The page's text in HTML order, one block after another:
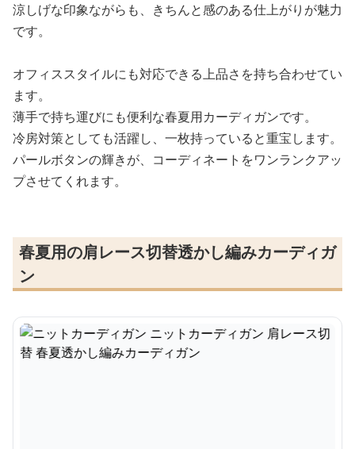
涼しげな印象ながらも、きちんと感のある仕上がりが魅力
です。
オフィススタイルにも対応できる上品さを持ち合わせてい
ます。
薄手で持ち運びにも便利な春夏用カーディガンです。
冷房対策としても活躍し、一枚持っていると重宝します。
パールボタンの輝きが、コーディネートをワンランクアッ
プさせてくれます。
春夏用の肩レース切替透かし編みカーディガ
ン